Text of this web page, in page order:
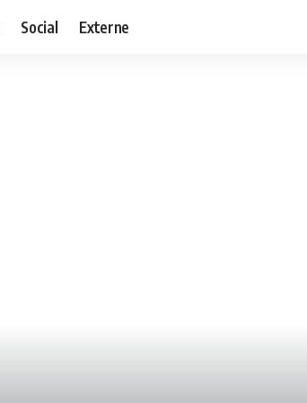
Social Externe